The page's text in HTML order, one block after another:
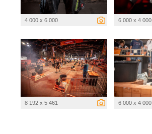
4 000 x 6 000 6 000 x 4 000
8 192 x 5 461 6 000 x 4 000